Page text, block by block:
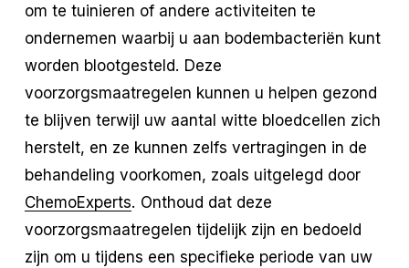
om te tuinieren of andere activiteiten te
ondernemen waarbij u aan bodembacteriën kunt
worden blootgesteld. Deze
voorzorgsmaatregelen kunnen u helpen gezond
te blijven terwijl uw aantal witte bloedcellen zich
herstelt, en ze kunnen zelfs vertragingen in de
behandeling voorkomen, zoals uitgelegd door
ChemoExperts. Onthoud dat deze
voorzorgsmaatregelen tijdelijk zijn en bedoeld
zijn om u tijdens een specifieke periode van uw